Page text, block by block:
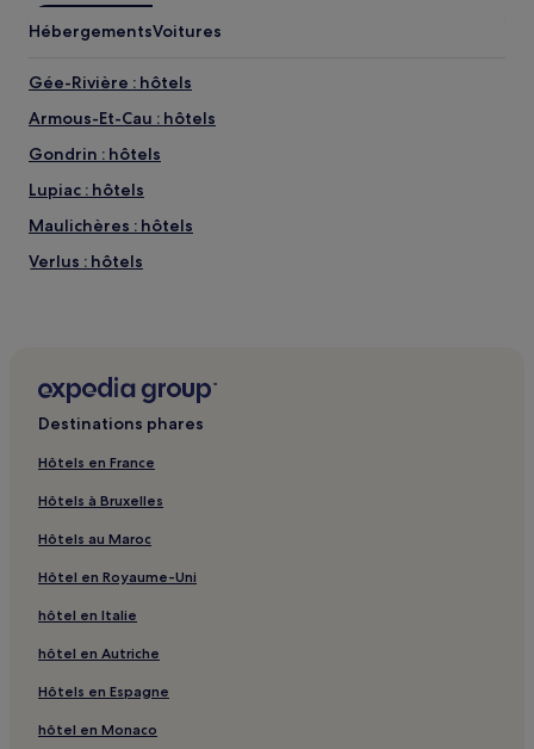
HébergementsVoitures
Gée-Rivière : hôtels
Armous-Et-Cau : hôtels
Gondrin : hôtels
Lupiac : hôtels
Maulichères : hôtels
Verlus : hôtels
Ayzieu : hôtels
Saint-Aunix-Lengros : hôtels
Armentieux : hôtels
Galiax : hôtels
Loubédat : hôtels
Louslitges : hôtels
Bascous : hôtels
Monlezun-D'armagnac : hôtels
Arblade-Le-Bas : hôtels
Roques : hôtels
Destinations phares
Hôtels en France
Hôtels à Bruxelles
Hôtels au Maroc
Hôtel en Royaume-Uni
hôtel en Italie
hôtel en Autriche
Hôtels en Espagne
hôtel en Monaco